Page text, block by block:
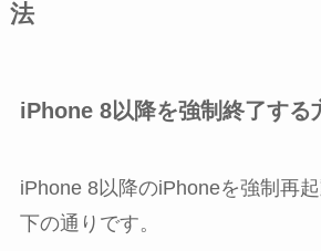
法
iPhone 8以降を強制終了する
iPhone 8以降のiPhoneを強制再
下の通りです。